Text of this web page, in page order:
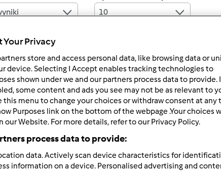
10
13:12
z Thermomixa wykorzystując również jego akcesoria?
haczyk z tyłu kopystki ułatwia wyjęcie koszyczka z
Zalogujlub
Your Privacy
store and access personal data, like browsing data or
device. Selecting I Accept enables tracking technologies to
shown under we and our partners process data to provide.
some content and ads you see may not be as relevant to
this menu to change your choices or withdraw consent at any
Purposes link on the bottom of the webpage .Your choices
our Website. For more details, refer to our Privacy Policy.
process data to provide:
data. Actively scan device characteristics for
information on a device. Personalised advertising and